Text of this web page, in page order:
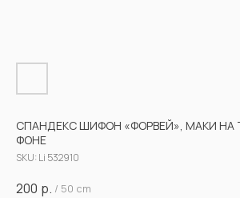
СПАНДЕКС ШИФОН «ФОРВЕЙ», МАКИ
ФОНЕ
SKU: Li 532910
200 р. / 50 cm